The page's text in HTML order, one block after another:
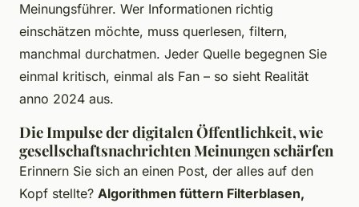
Meinungsführer. Wer Informationen richtig
einschätzen möchte, muss querlesen, filtern,
manchmal durchatmen. Jeder Quelle begegnen Sie
einmal kritisch, einmal als Fan – so sieht Realität
anno 2024 aus.
Die Impulse der digitalen Öffentlichkeit, wie
gesellschaftsnachrichten Meinungen schärfen
Erinnern Sie sich an einen Post, der alles auf den
Kopf stellte? Algorithmen füttern Filterblasen,